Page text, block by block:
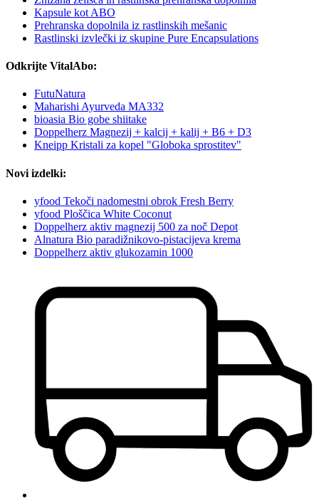
Kapsule kot ABO
Prehranska dopolnila iz rastlinskih mešanic
Rastlinski izvlečki iz skupine Pure Encapsulations
Odkrijte VitalAbo:
FutuNatura
Maharishi Ayurveda MA332
bioasia Bio gobe shiitake
Doppelherz Magnezij + kalcij + kalij + B6 + D3
Kneipp Kristali za kopel "Globoka sprostitev"
Novi izdelki:
yfood Tekoči nadomestni obrok Fresh Berry
yfood Ploščica White Coconut
Doppelherz aktiv magnezij 500 za noč Depot
Alnatura Bio paradižnikovo-pistacijeva krema
Doppelherz aktiv glukozamin 1000